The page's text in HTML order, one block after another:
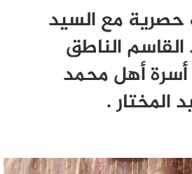
مع السيد
الناطق
أهل محمد
المختار .